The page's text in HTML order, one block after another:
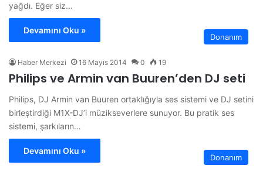
yağdı. Eğer siz…
Devamını Oku »
Donanım
Haber Merkezi 16 Mayıs 2014 0 19
Philips ve Armin van Buuren’den DJ seti
Philips, DJ Armin van Buuren ortaklığıyla ses sistemi ve DJ setini
birleştirdiği M1X-DJ’i müzikseverlere sunuyor. Bu pratik ses
sistemi, şarkıların…
Devamını Oku »
Donanım